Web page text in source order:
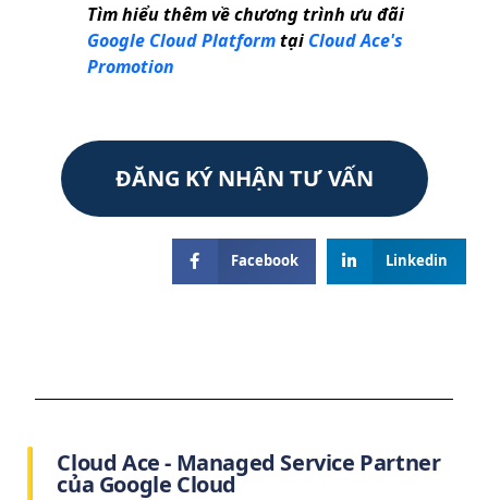
Tìm hiểu thêm về chương trình ưu đãi
Google Cloud Platformtại Cloud Ace's
Promotion
ĐĂNG KÝ NHẬN TƯ VẤN
Facebook Linkedin
Cloud Ace - Managed Service Partner
của Google Cloud